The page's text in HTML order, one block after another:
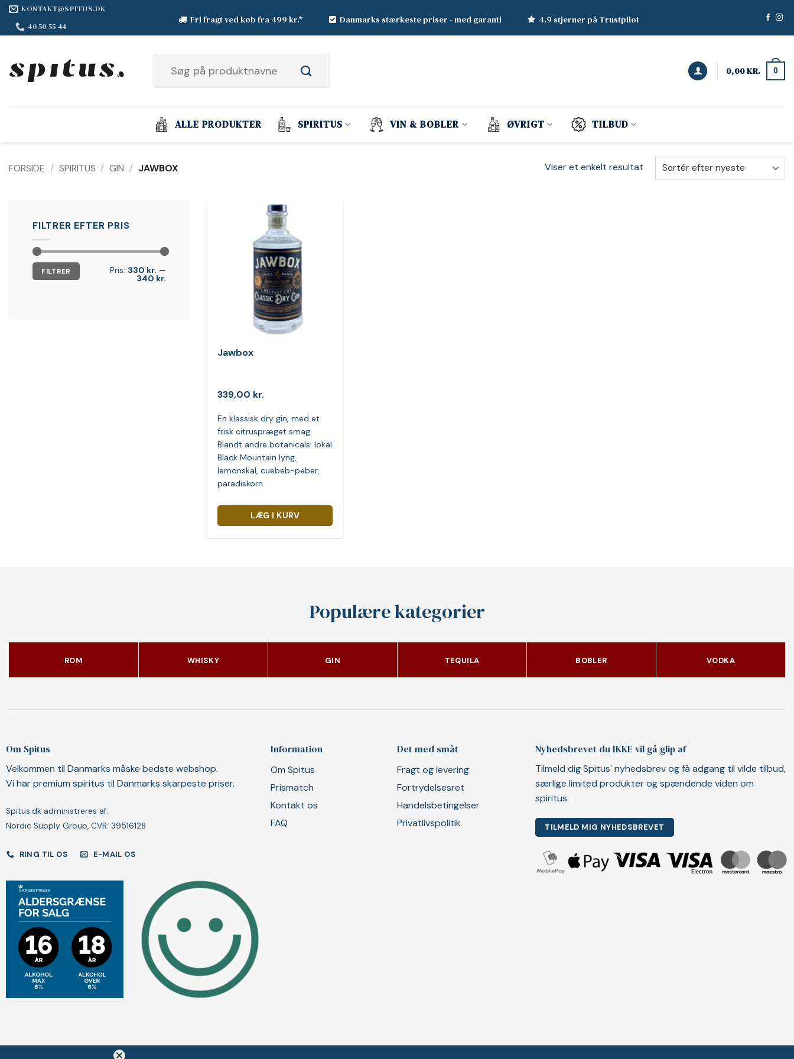
Fortsæt
indhold
KONTAKT@SPITUS.DK
40 50 55 44
Fri fragt ved køb fra 499 kr.* Danmarks stærkeste priser - med garanti 4.9 stjerner på Trustpilot
efter:
0,00KR. 0
ALLE PRODUKTER SPIRITUS VIN & BOBLER ØVRIGT TILBUD
FORSIDE / SPIRITUS / GIN / JAWBOX Viser et enkelt resultat
FILTRER EFTER PRIS
Mindste
pris
Højeste
prisFILTRER Pris: 330 kr. —
340 kr.
Jawbox
339,00 kr.
En klassisk dry gin, med et
frisk citruspræget smag.
Blandt andre botanicals: lokal
Black Mountain lyng,
lemonskal, cuebeb-peber,
paradiskorn.
LÆG I KURV
Populære kategorier
ROM WHISKY GIN TEQUILA BOBLER VODKA
Om Spitus
Velkommen til Danmarks måske bedste webshop.
Vi har premium spiritus til Danmarks skarpeste priser.
Spitus.dk administreres af:
Nordic Supply Group, CVR: 39516128
RING TIL OS E-MAIL OS
Information
Om Spitus
Prismatch
Kontakt os
FAQ
Det med småt
Fragt og levering
Fortrydelsesret
Handelsbetingelser
Privatlivspolitik
Nyhedsbrevet du IKKE vil gå glip af
Tilmeld dig Spitus' nyhedsbrev og få adgang til vilde tilbud,
særlige limited produkter og spændende viden om
spiritus.
TILMELD MIG NYHEDSBREVET